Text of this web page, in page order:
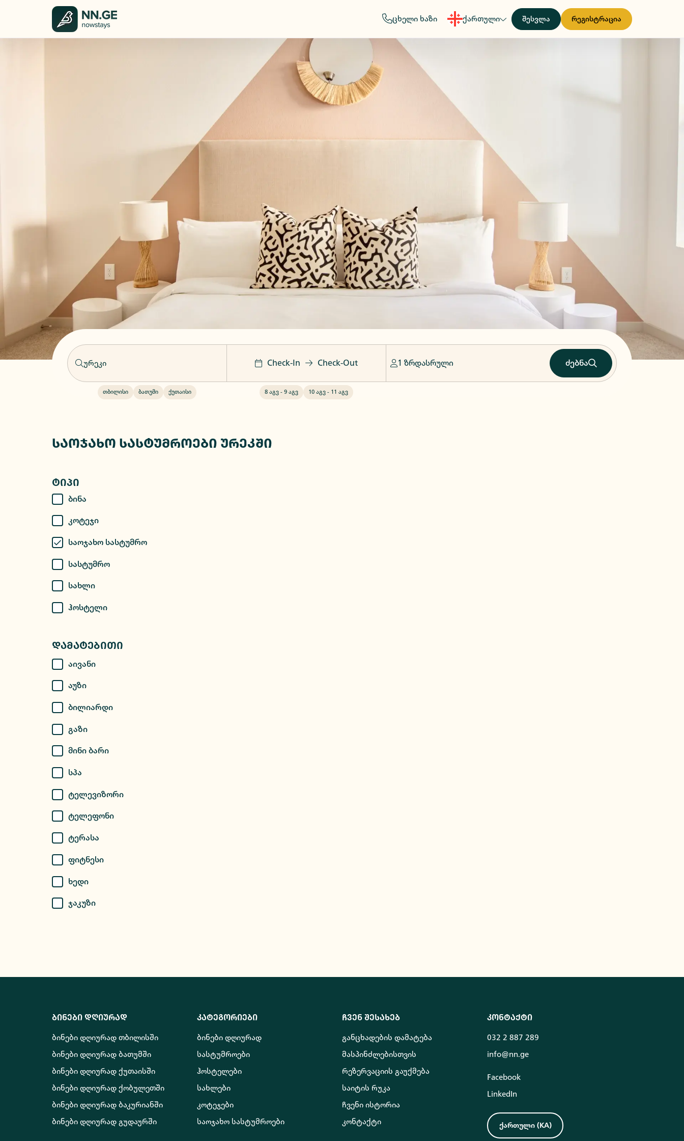
ცხელი ხაზი ქართული შესვლა რეგისტრაცია
თბილისი ბათუმი ქუთაისი
Check-In Check-Out
8 აგვ - 9 აგვ 10 აგვ - 11 აგვ
1 ზრდასრული ძებნა
საოჯახო სასტუმროები ურეკში
Ტიპი
Ბინა
Კოტეჯი
Საოჯახო Სასტუმრო
Სასტუმრო
Სახლი
Ჰოსტელი
Დამატებითი
Აივანი
Აუზი
Ბილიარდი
Გაზი
Მინი Ბარი
Სპა
Ტელევიზორი
Ტელეფონი
Ტერასა
Ფიტნესი
Ხედი
Ჯაკუზი
ბინები დღიურად
ბინები დღიურად თბილისში
ბინები დღიურად ბათუმში
ბინები დღიურად ქუთაისში
ბინები დღიურად ქობულეთში
ბინები დღიურად ბაკურიანში
ბინები დღიურად გუდაურში
კატეგორიები
ბინები დღიურად
სასტუმროები
ჰოსტელები
სახლები
კოტეჯები
საოჯახო სასტუმროები
ჩვენ შესახებ
განცხადების დამატება
მასპინძლებისთვის
რეზერვაციის გაუქმება
საიტის რუკა
ჩვენი ისტორია
კონტაქტი
კონტაქტი
032 2 887 289
info@nn.ge
Facebook
LinkedIn
ქართული (KA)